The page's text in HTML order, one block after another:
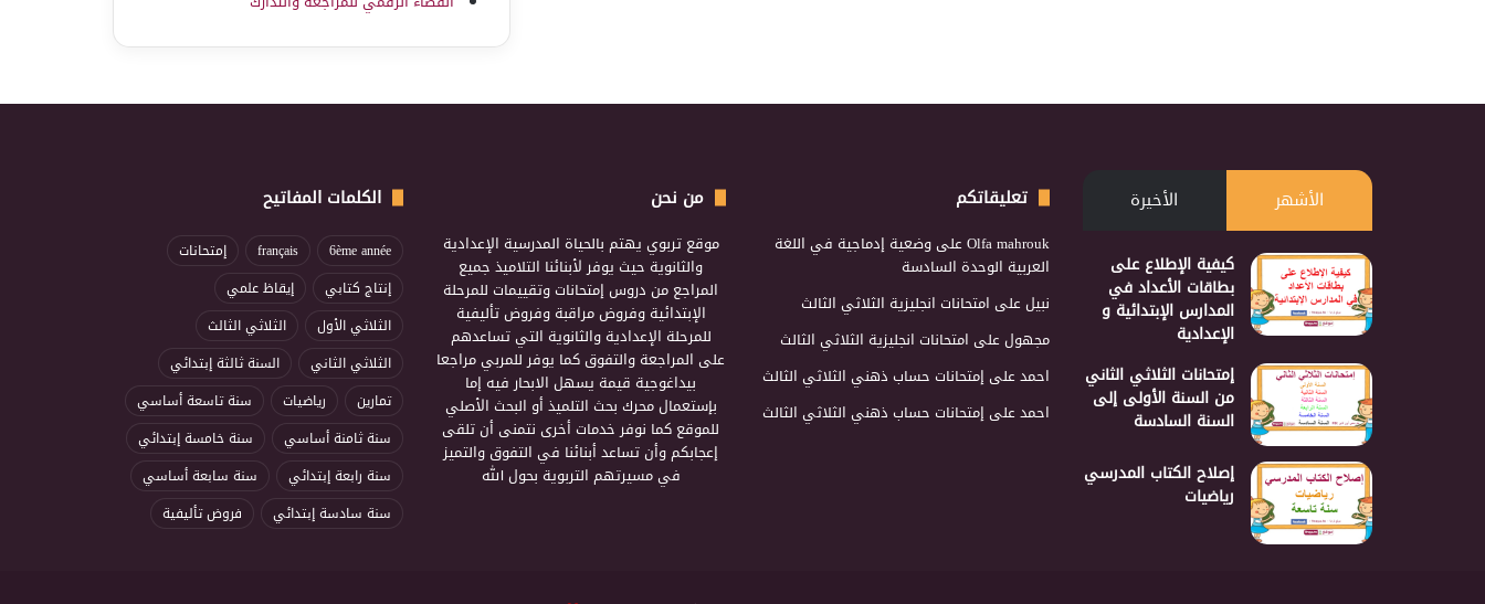
الأشهر الأخيرة
كيفية الإطلاع على
بطاقات الأعداد في
المدارس الإبتدائية و
الإعدادية
إمتحانات الثلاثي الثاني
من السنة الأولى إلى
السنة السادسة
إصلاح الكتاب المدرسي
رياضيات
تعليقاتكم
Olfa mahroukعلىوضعية إدماجية في اللغة
العربية الوحدة السادسة
نبيلعلى امتحانات انجليزية الثلاثي الثالث
مجهولعلى امتحانات انجليزية الثلاثي الثالث
احمدعلى إمتحانات حساب ذهني الثلاثي الثالث
احمدعلى إمتحانات حساب ذهني الثلاثي الثالث
من نحن
موقع تربوي يهتم بالحياة المدرسية الإعدادية
والثانوية حيث يوفر لأبنائنا التلاميذ جميع
المراجع من دروس إمتحانات وتقييمات للمرحلة
الإبتدائية وفروض مراقبة وفروض تأليفية
للمرحلة الإعدادية والثانوية التي تساعدهم
على المراجعة والتفوق كما يوفر للمربي مراجعا
بيداغوجية قيمة يسهل الابحار فيه إما
بإستعمال محرك بحث التلميذ أو البحث الأصلي
للموقع كما نوفر خدمات أخرى نتمنى أن تلقى
إعجابكم وأن تساعد أبنائنا في التفوق والتميز
في مسيرتهم التربوية بحول الله
الكلمات المفاتيح
6ème année
français
إمتحانات
إنتاج كتابي
إيقاظ علمي
الثلاثي الأول
الثلاثي الثالث
الثلاثي الثاني
السنة ثالثة إبتدائي
تمارين
رياضيات
سنة تاسعة أساسي
سنة ثامنة أساسي
سنة خامسة إبتدائي
سنة رابعة إبتدائي
سنة سابعة أساسي
سنة سادسة إبتدائي
فروض تأليفية